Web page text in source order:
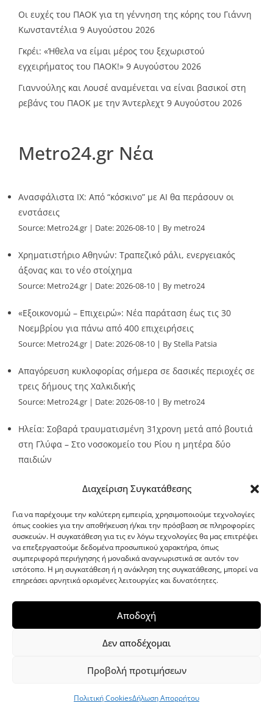
Διαχείριση Συγκατάθεσης
Για να παρέχουμε την καλύτερη εμπειρία, χρησιμοποιούμε τεχνολογίες
όπως cookies για την αποθήκευση ή/και την πρόσβαση σε πληροφορίες
συσκευών. Η συγκατάθεση για τις εν λόγω τεχνολογίες θα μας επιτρέψει
να επεξεργαστούμε δεδομένα προσωπικού χαρακτήρα, όπως
συμπεριφορά περιήγησης ή μοναδικά αναγνωριστικά σε αυτόν τον
ιστότοπο. Η μη συγκατάθεση ή η ανάκληση της συγκατάθεσης, μπορεί να
επηρεάσει αρνητικά ορισμένες λειτουργίες και δυνατότητες.
Αποδοχή
Δεν αποδέχομαι
Προβολή προτιμήσεων
Πολιτική CookiesΔήλωση Απορρήτου
Οι ευχές του ΠΑΟΚ για τη γέννηση της κόρης του Γιάννη
Κωνσταντέλια 9 Αυγούστου 2026
Γκρέι: «Ήθελα να είμαι μέρος του ξεχωριστού
εγχειρήματος του ΠΑΟΚ!» 9 Αυγούστου 2026
Γιαννούλης και Λουσέ αναμένεται να είναι βασικοί στη
ρεβάνς του ΠΑΟΚ με την Άντερλεχτ 9 Αυγούστου 2026
Metro24.gr Νέα
Ανασφάλιστα ΙΧ: Από “κόσκινο” με AI θα περάσουν οι
ενστάσεις
Source: Metro24.gr Date: 2026-08-10 By metro24
Χρηματιστήριο Αθηνών: Τραπεζικό ράλι, ενεργειακός
άξονας και το νέο στοίχημα
Source: Metro24.gr Date: 2026-08-10 By metro24
«Εξοικονομώ – Επιχειρώ»: Νέα παράταση έως τις 30
Νοεμβρίου για πάνω από 400 επιχειρήσεις
Source: Metro24.gr Date: 2026-08-10 By Stella Patsia
Απαγόρευση κυκλοφορίας σήμερα σε δασικές περιοχές σε
τρεις δήμους της Χαλκιδικής
Source: Metro24.gr Date: 2026-08-10 By metro24
Ηλεία: Σοβαρά τραυματισμένη 31χρονη μετά από βουτιά
στη Γλύφα – Στο νοσοκομείο του Ρίου η μητέρα δύο
παιδιών
G-point.gr
WordPress Theme|Viral Newsby HashThemes